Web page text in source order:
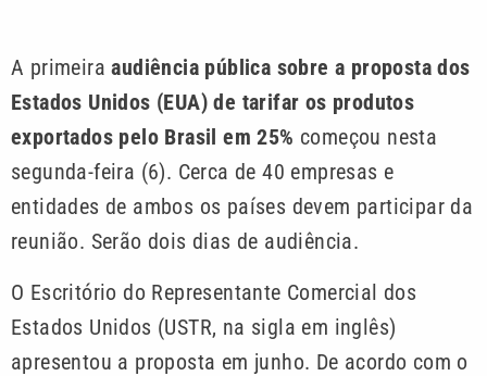
A primeira audiência pública sobre a proposta dos
Estados Unidos (EUA) de tarifar os produtos
exportados pelo Brasil em 25% começou nesta
segunda-feira (6). Cerca de 40 empresas e
entidades de ambos os países devem participar da
reunião. Serão dois dias de audiência.
O Escritório do Representante Comercial dos
Estados Unidos (USTR, na sigla em inglês)
apresentou a proposta em junho. De acordo com o